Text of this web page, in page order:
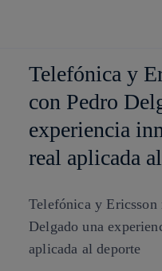
Telefónica y
con Pedro
experiencia
real aplicada
Telefónica y Ericsson
Delgado una
aplicada al deporte